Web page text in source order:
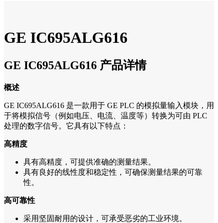
GE IC695ALG616
GE IC695ALG616 产品详情
概述
GE IC695ALG616 是一款用于 GE PLC 的模拟量输入模块，用
于将模拟信号（例如电压、电流、温度等）转换为可由 PLC
处理的数字信号。它具有以下特点：
高精度
具有高精度，可提供准确的测量结果。
具有良好的线性度和稳定性，可确保测量结果的可靠
性。
高可靠性
采用坚固耐用的设计，可承受恶劣的工业环境。